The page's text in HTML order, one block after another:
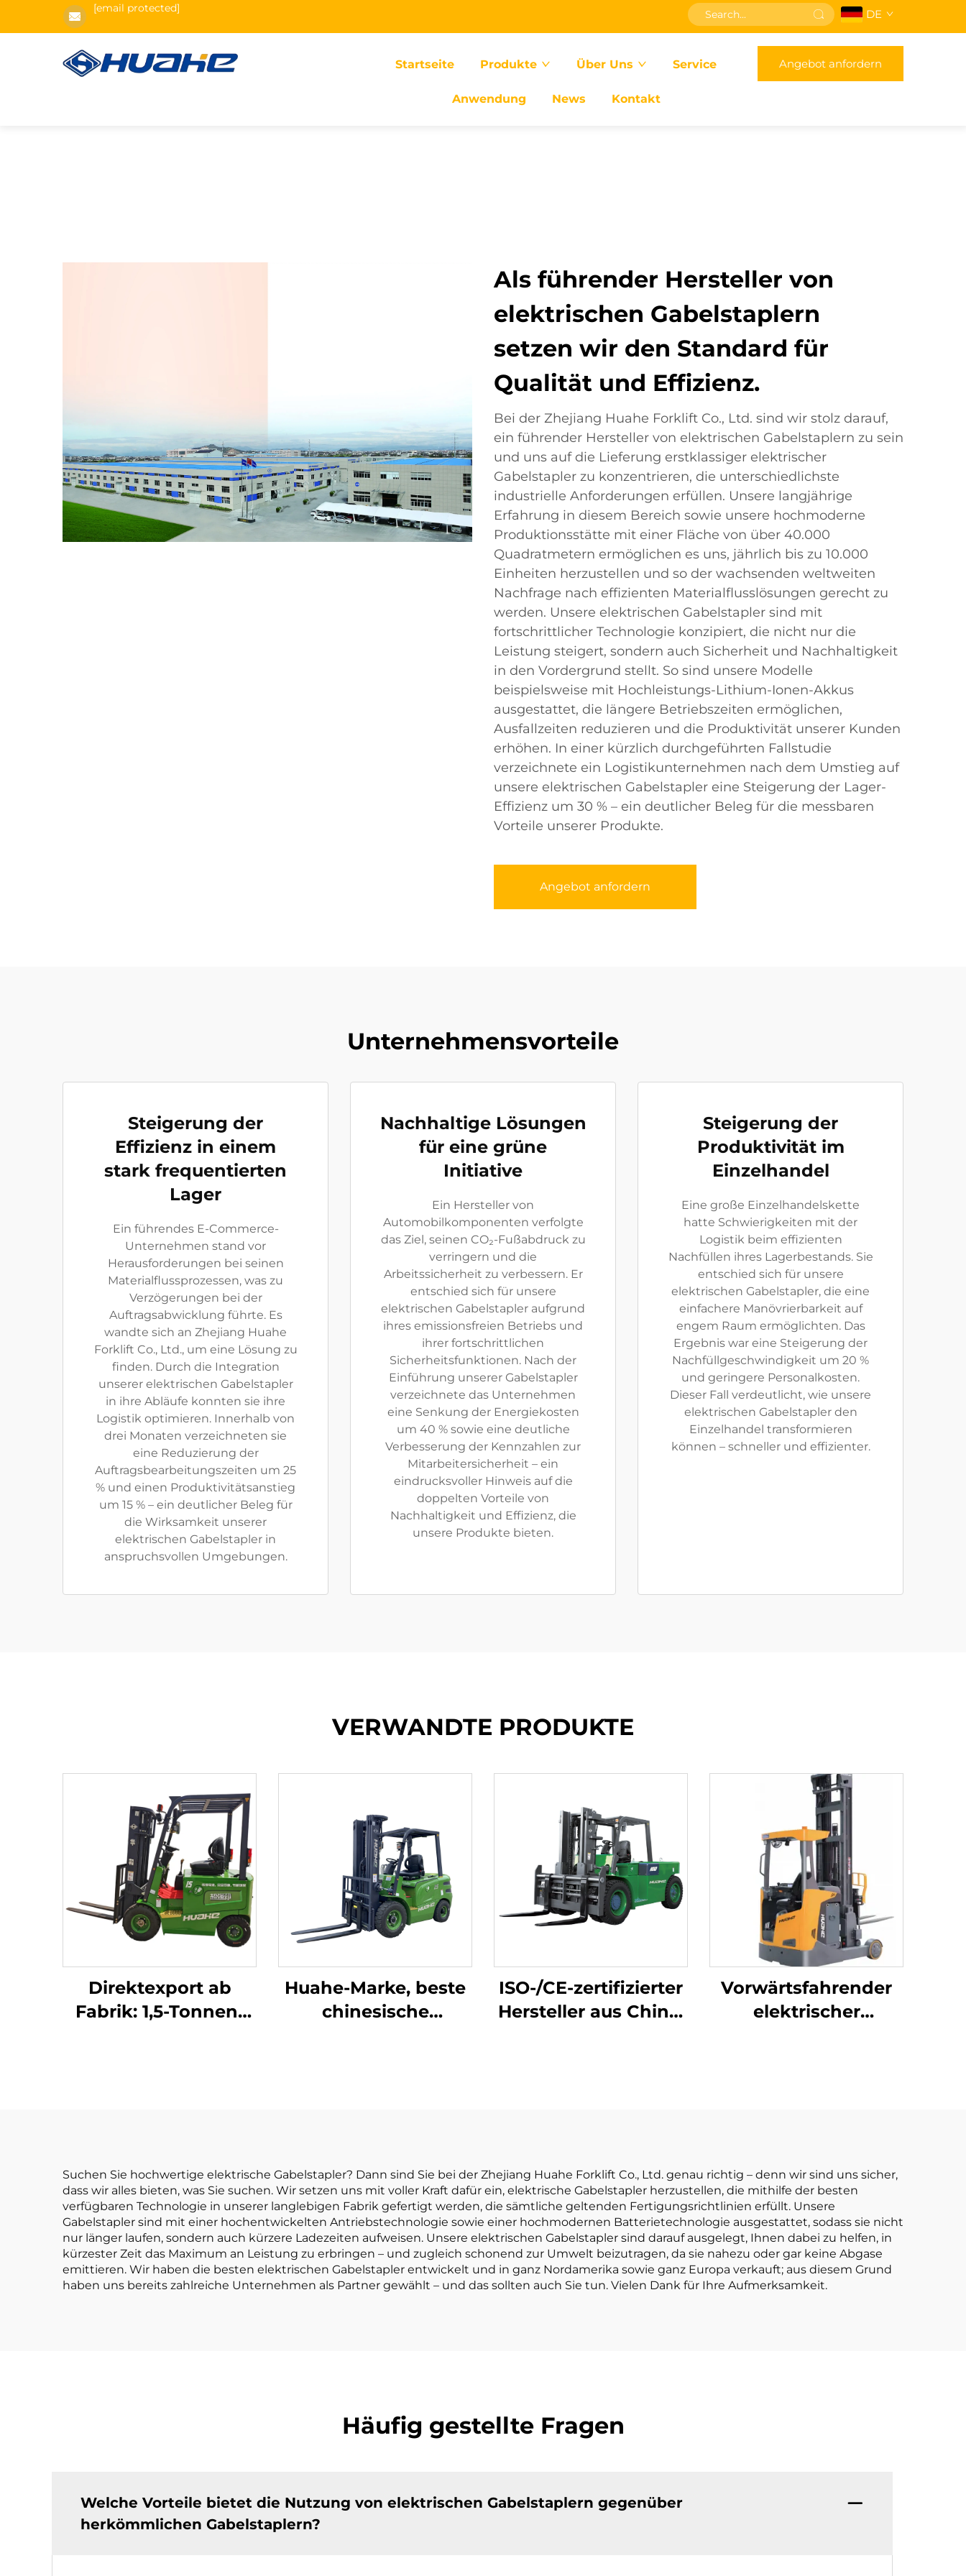
[email protected] DE
Startseite Produkte Über Uns Service
Anwendung News Kontakt
Angebot anfordern
Als führender Hersteller von
elektrischen Gabelstaplern
setzen wir den Standard für
Qualität und Effizienz.
Bei der Zhejiang Huahe Forklift Co., Ltd. sind wir stolz darauf,
ein führender Hersteller von elektrischen Gabelstaplern zu sein
und uns auf die Lieferung erstklassiger elektrischer
Gabelstapler zu konzentrieren, die unterschiedlichste
industrielle Anforderungen erfüllen. Unsere langjährige
Erfahrung in diesem Bereich sowie unsere hochmoderne
Produktionsstätte mit einer Fläche von über 40.000
Quadratmetern ermöglichen es uns, jährlich bis zu 10.000
Einheiten herzustellen und so der wachsenden weltweiten
Nachfrage nach effizienten Materialflusslösungen gerecht zu
werden. Unsere elektrischen Gabelstapler sind mit
fortschrittlicher Technologie konzipiert, die nicht nur die
Leistung steigert, sondern auch Sicherheit und Nachhaltigkeit
in den Vordergrund stellt. So sind unsere Modelle
beispielsweise mit Hochleistungs-Lithium-Ionen-Akkus
ausgestattet, die längere Betriebszeiten ermöglichen,
Ausfallzeiten reduzieren und die Produktivität unserer Kunden
erhöhen. In einer kürzlich durchgeführten Fallstudie
verzeichnete ein Logistikunternehmen nach dem Umstieg auf
unsere elektrischen Gabelstapler eine Steigerung der Lager-
Effizienz um 30 % – ein deutlicher Beleg für die messbaren
Vorteile unserer Produkte.
Angebot anfordern
Unternehmensvorteile
Steigerung der
Effizienz in einem
stark frequentierten
Lager
Ein führendes E-Commerce-
Unternehmen stand vor
Herausforderungen bei seinen
Materialflussprozessen, was zu
Verzögerungen bei der
Auftragsabwicklung führte. Es
wandte sich an Zhejiang Huahe
Forklift Co., Ltd., um eine Lösung zu
finden. Durch die Integration
unserer elektrischen Gabelstapler
in ihre Abläufe konnten sie ihre
Logistik optimieren. Innerhalb von
drei Monaten verzeichneten sie
eine Reduzierung der
Auftragsbearbeitungszeiten um 25
% und einen Produktivitätsanstieg
um 15 % – ein deutlicher Beleg für
die Wirksamkeit unserer
elektrischen Gabelstapler in
anspruchsvollen Umgebungen.
Nachhaltige Lösungen
für eine grüne
Initiative
Ein Hersteller von
Automobilkomponenten verfolgte
das Ziel, seinen CO₂-Fußabdruck zu
verringern und die
Arbeitssicherheit zu verbessern. Er
entschied sich für unsere
elektrischen Gabelstapler aufgrund
ihres emissionsfreien Betriebs und
ihrer fortschrittlichen
Sicherheitsfunktionen. Nach der
Einführung unserer Gabelstapler
verzeichnete das Unternehmen
eine Senkung der Energiekosten
um 40 % sowie eine deutliche
Verbesserung der Kennzahlen zur
Mitarbeitersicherheit – ein
eindrucksvoller Hinweis auf die
doppelten Vorteile von
Nachhaltigkeit und Effizienz, die
unsere Produkte bieten.
Steigerung der
Produktivität im
Einzelhandel
Eine große Einzelhandelskette
hatte Schwierigkeiten mit der
Logistik beim effizienten
Nachfüllen ihres Lagerbestands. Sie
entschied sich für unsere
elektrischen Gabelstapler, die eine
einfachere Manövrierbarkeit auf
engem Raum ermöglichten. Das
Ergebnis war eine Steigerung der
Nachfüllgeschwindigkeit um 20 %
und geringere Personalkosten.
Dieser Fall verdeutlicht, wie unsere
elektrischen Gabelstapler den
Einzelhandel transformieren
können – schneller und effizienter.
VERWANDTE PRODUKTE
Direktexport ab
Fabrik: 1,5-Tonnen-
Huahe-Marke, beste
chinesische
ISO-/CE-zertifizierter
Hersteller aus China:
Vorwärtsfahrender
elektrischer
Suchen Sie hochwertige elektrische Gabelstapler? Dann sind Sie bei der Zhejiang Huahe Forklift Co., Ltd. genau richtig – denn wir sind uns sicher,
dass wir alles bieten, was Sie suchen. Wir setzen uns mit voller Kraft dafür ein, elektrische Gabelstapler herzustellen, die mithilfe der besten
verfügbaren Technologie in unserer langlebigen Fabrik gefertigt werden, die sämtliche geltenden Fertigungsrichtlinien erfüllt. Unsere
Gabelstapler sind mit einer hochentwickelten Antriebstechnologie sowie einer hochmodernen Batterietechnologie ausgestattet, sodass sie nicht
nur länger laufen, sondern auch kürzere Ladezeiten aufweisen. Unsere elektrischen Gabelstapler sind darauf ausgelegt, Ihnen dabei zu helfen, in
kürzester Zeit das Maximum an Leistung zu erbringen – und zugleich schonend zur Umwelt beizutragen, da sie nahezu oder gar keine Abgase
emittieren. Wir haben die besten elektrischen Gabelstapler entwickelt und in ganz Nordamerika sowie ganz Europa verkauft; aus diesem Grund
haben uns bereits zahlreiche Unternehmen als Partner gewählt – und das sollten auch Sie tun. Vielen Dank für Ihre Aufmerksamkeit.
Häufig gestellte Fragen
Welche Vorteile bietet die Nutzung von elektrischen Gabelstaplern gegenüber
herkömmlichen Gabelstaplern?